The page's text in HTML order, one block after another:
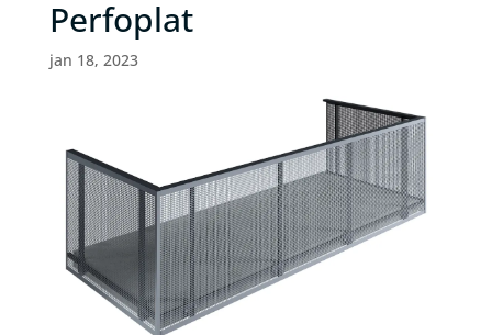
Perfoplat
jan 18, 2023